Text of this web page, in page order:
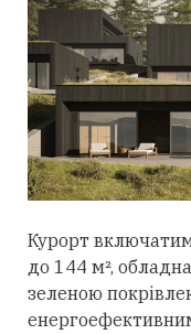
Курорт
до 144 м²,
зеленою